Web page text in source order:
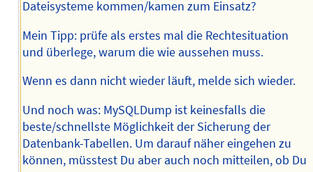
Dateisysteme kommen/kamen zum Einsatz?
Mein Tipp: prüfe als erstes mal die Rechtesituation
und überlege, warum die wie aussehen muss.
Wenn es dann nicht wieder läuft, melde sich wieder.
Und noch was: MySQLDump ist keinesfalls die
beste/schnellste Möglichkeit der Sicherung der
Datenbank-Tabellen. Um darauf näher eingehen zu
können, müsstest Du aber auch noch mitteilen, ob Du